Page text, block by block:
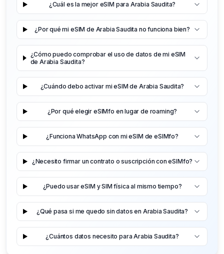
¿Cuál es la mejor eSIM para Arabia Saudita?
¿Por qué mi eSIM de Arabia Saudita no funciona bien?
¿Cómo puedo comprobar el uso de datos de mi eSIM
de Arabia Saudita?
¿Cuándo debo activar mi eSIM de Arabia Saudita?
¿Por qué elegir eSIMfo en lugar de roaming?
¿Funciona WhatsApp con mi eSIM de eSIMfo?
¿Necesito firmar un contrato o suscripción con eSIMfo?
¿Puedo usar eSIM y SIM física al mismo tiempo?
¿Qué pasa si me quedo sin datos en Arabia Saudita?
¿Cuántos datos necesito para Arabia Saudita?